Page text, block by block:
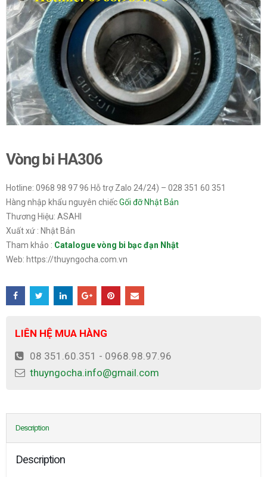
Vòng bi HA306
Hotline: 0968 98 97 96 Hỗ trợ Zalo 24/24) – 028 351 60 351
Hàng nhập khẩu nguyên chiếcGối đỡ Nhật Bản
Thương Hiệu: ASAHI
Xuất xứ : Nhật Bản
Tham khảo : Catalogue vòng bi bạc đạn Nhật
Web: https://thuyngocha.com.vn
LIÊN HỆ MUA HÀNG
08 351.60.351 - 0968.98.97.96
thuyngocha.info@gmail.com
Description
Description